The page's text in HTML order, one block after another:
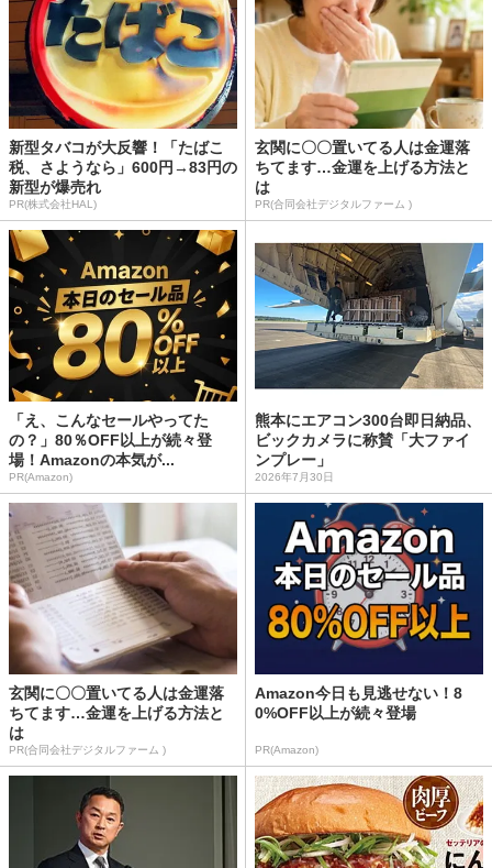
新型タバコが大反響！「たばこ
税、さようなら」600円→83円の
新型が爆売れ
PR(株式会社HAL)
玄関に〇〇置いてる人は金運落
ちてます…金運を上げる方法と
は
PR(合同会社デジタルファーム )
「え、こんなセールやってた
の？」80％OFF以上が続々登
場！Amazonの本気が...
PR(Amazon)
熊本にエアコン300台即日納品、
ビックカメラに称賛「大ファイ
ンプレー」
2026年7月30日
玄関に〇〇置いてる人は金運落
ちてます…金運を上げる方法と
は
PR(合同会社デジタルファーム )
Amazon今日も見逃せない！8
0%OFF以上が続々登場
PR(Amazon)